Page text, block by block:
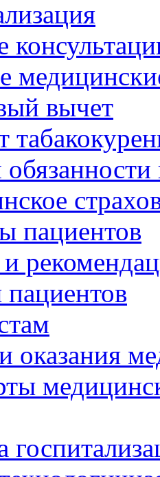
вычет
пациентов
оказания